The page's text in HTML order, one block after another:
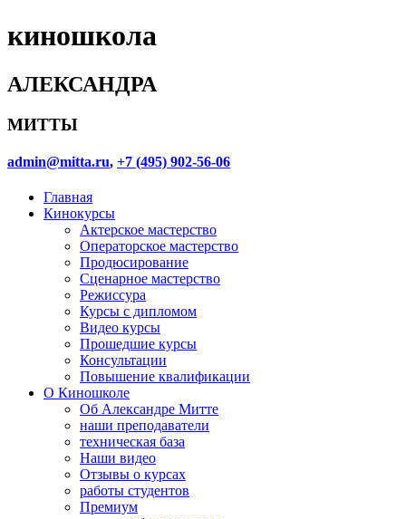
киношкола
АЛЕКСАНДРА
МИТТЫ
admin@mitta.ru, +7 (495) 902-56-06
Главная
Кинокурсы
Актерское мастерство
Операторское мастерство
Продюсирование
Сценарное мастерство
Режиссура
Курсы с дипломом
Видео курсы
Прошедшие курсы
Консультации
Повышение квалификации
О Киношколе
Об Александре Митте
наши преподаватели
техническая база
Наши видео
Отзывы о курсах
работы студентов
Премиум